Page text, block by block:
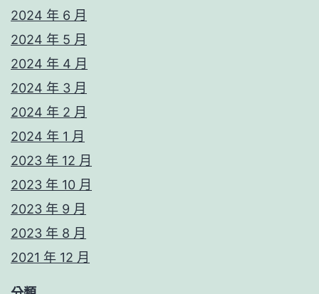
2024 年 6 月
2024 年 5 月
2024 年 4 月
2024 年 3 月
2024 年 2 月
2024 年 1 月
2023 年 12 月
2023 年 10 月
2023 年 9 月
2023 年 8 月
2021 年 12 月